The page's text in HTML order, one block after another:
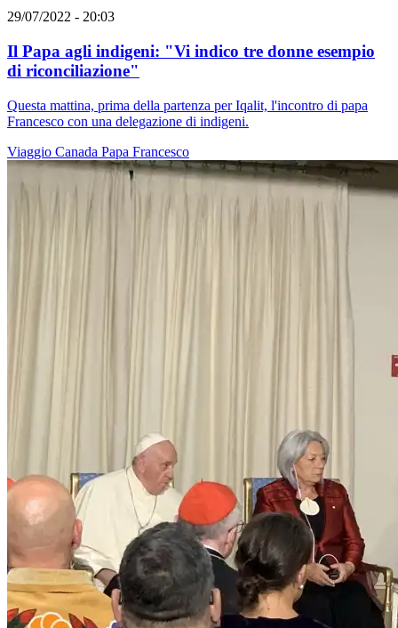
29/07/2022 - 20:03
Il Papa agli indigeni: "Vi indico tre donne esempio
di riconciliazione"
Questa mattina, prima della partenza per Iqalit, l'incontro di papa
Francesco con una delegazione di indigeni.
Viaggio Canada Papa Francesco